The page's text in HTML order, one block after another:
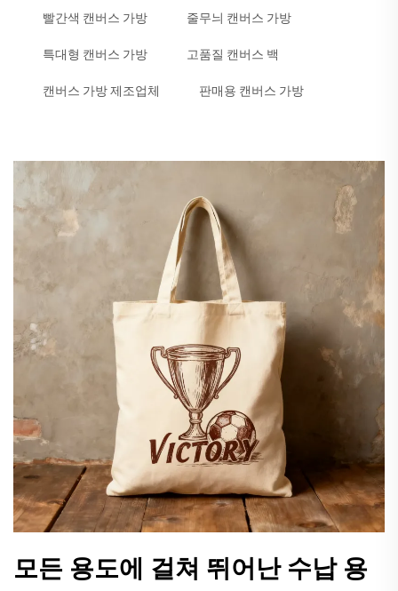
빨간색 캔버스 가방 줄무늬 캔버스 가방
특대형 캔버스 가방 고품질 캔버스 백
캔버스 가방 제조업체 판매용 캔버스 가방
모든 용도에 걸쳐 뛰어난 수납 용